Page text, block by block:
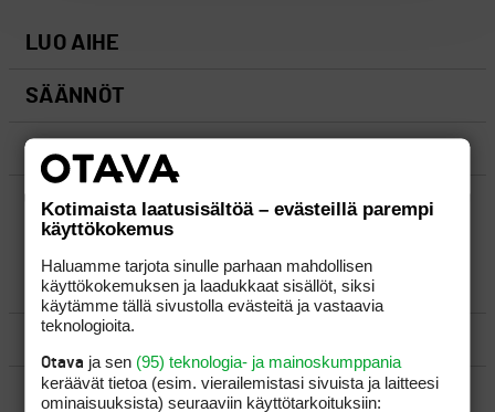
LUO AIHE
SÄÄNNÖT
OHJEET
UUSIMMAT VIESTIKETJUT
YLEISTÄ
VÄLINEET
MATKAILU
Kotimaista laatusisältöä – evästeillä parempi
käyttökokemus
Haluamme tarjota sinulle parhaan mahdollisen
käyttökokemuksen ja laadukkaat sisällöt, siksi
käytämme tällä sivustolla evästeitä ja vastaavia
teknologioita.
Otava ja sen (95) teknologia- ja mainoskumppania
keräävät tietoa (esim. vierailemis­tasi sivuista ja laitteesi
ominaisuuk­sista) seuraaviin käyttötarkoituksiin: